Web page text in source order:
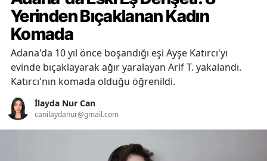
Yerinden Bıçaklanan Kadın
Komada
Adana'da 10 yıl önce boşandığı eşi Ayşe Katırcı'yı
evinde bıçaklayarak ağır yaralayan Arif T. yakalandı.
Katırcı'nın komada olduğu öğrenildi.
İlayda Nur Can
canilaydanur@gmail.com